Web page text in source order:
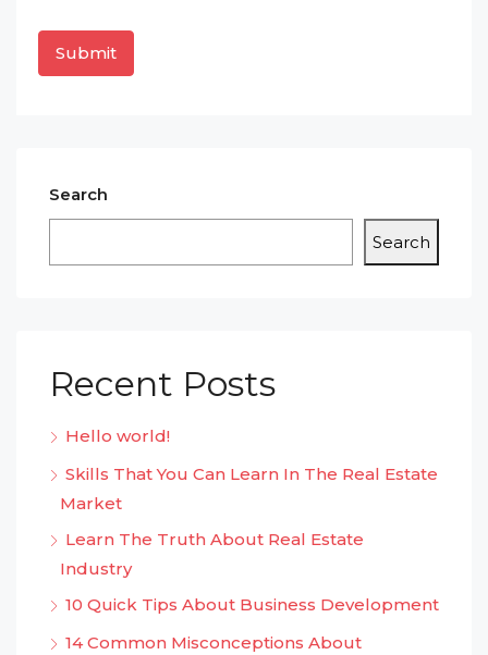
Search
Search
Recent Posts
Hello world!
Skills That You Can Learn In The Real Estate
Market
Learn The Truth About Real Estate
Industry
10 Quick Tips About Business Development
14 Common Misconceptions About